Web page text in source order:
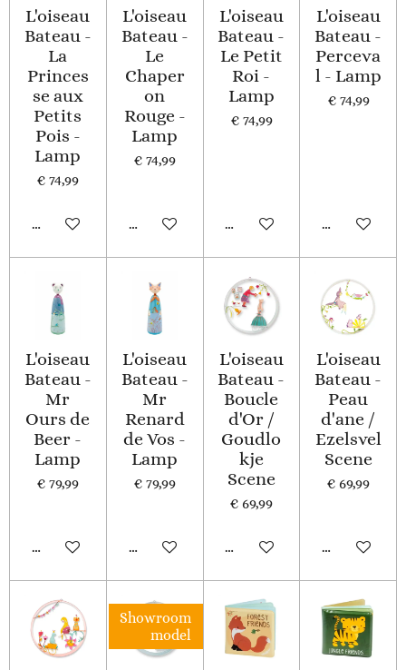
L'oiseau
Bateau -
La
Princes
se aux
Petits
Pois -
Lamp
€ 74,99
In winkelwagen
L'oiseau
Bateau -
Le
Chaper
on
Rouge -
Lamp
€ 74,99
In winkelwagen
L'oiseau
Bateau -
Le Petit
Roi -
Lamp
€ 74,99
In winkelwagen
L'oiseau
Bateau -
Perceva
l - Lamp
€ 74,99
In
L'oiseau
Bateau -
Mr
Ours de
Beer -
Lamp
€ 79,99
In winkelwagen
L'oiseau
Bateau -
Mr
Renard
de Vos -
Lamp
€ 79,99
In winkelwagen
L'oiseau
Bateau -
Boucle
d'Or /
Goudlo
kje
Scene
€ 69,99
In winkelwagen
L'oiseau
Bateau -
Peau
d'ane /
Ezelsvel
Scene
€ 69,99
In
Showroom
model